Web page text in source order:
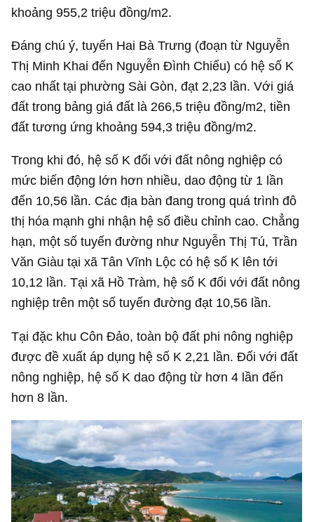
khoảng 955,2 triệu đồng/m2.
Đáng chú ý, tuyến Hai Bà Trưng (đoạn từ Nguyễn
Thị Minh Khai đến Nguyễn Đình Chiểu) có hệ số K
cao nhất tại phường Sài Gòn, đạt 2,23 lần. Với giá
đất trong bảng giá đất là 266,5 triệu đồng/m2, tiền
đất tương ứng khoảng 594,3 triệu đồng/m2.
Trong khi đó, hệ số K đối với đất nông nghiệp có
mức biến động lớn hơn nhiều, dao động từ 1 lần
đến 10,56 lần. Các địa bàn đang trong quá trình đô
thị hóa mạnh ghi nhận hệ số điều chỉnh cao. Chẳng
hạn, một số tuyến đường như Nguyễn Thị Tú, Trần
Văn Giàu tại xã Tân Vĩnh Lộc có hệ số K lên tới
10,12 lần. Tại xã Hồ Tràm, hệ số K đối với đất nông
nghiệp trên một số tuyến đường đạt 10,56 lần.
Tại đặc khu Côn Đảo, toàn bộ đất phi nông nghiệp
được đề xuất áp dụng hệ số K 2,21 lần. Đối với đất
nông nghiệp, hệ số K dao động từ hơn 4 lần đến
hơn 8 lần.